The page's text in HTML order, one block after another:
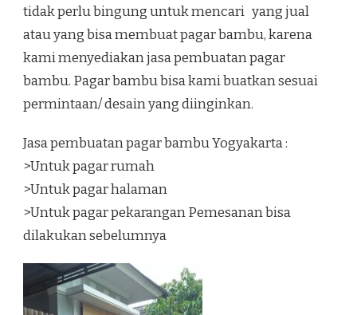
tidak perlu bingung untuk mencari yang jual
atau yang bisa membuat pagar bambu, karena
kami menyediakan jasa pembuatan pagar
bambu. Pagar bambu bisa kami buatkan sesuai
permintaan/ desain yang diinginkan.
Jasa pembuatan pagar bambu Yogyakarta :
>Untuk pagar rumah
>Untuk pagar halaman
>Untuk pagar pekarangan Pemesanan bisa
dilakukan sebelumnya